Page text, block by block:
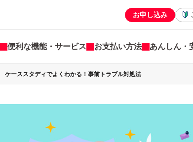
お申し込み
便利な機能・サービス お支払い方法 あんしん・
ケーススタディでよくわかる！事前トラブル対処法